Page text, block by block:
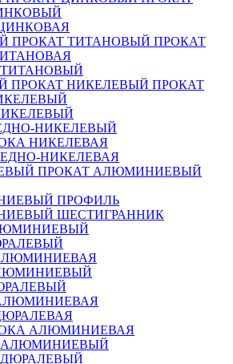
ТИТАНОВЫЙ ПРОКАТ
НИКЕЛЕВЫЙ ПРОКАТ
НИКЕЛЕВЫЙ
НИКЕЛЕВАЯ
НИКЕЛЕВАЯ
АЛЮМИНИЕВЫЙ
ПРОФИЛЬ
ШЕСТИГРАННИК
АЛЮМИНИЕВАЯ
АЛЮМИНИЕВЫЙ